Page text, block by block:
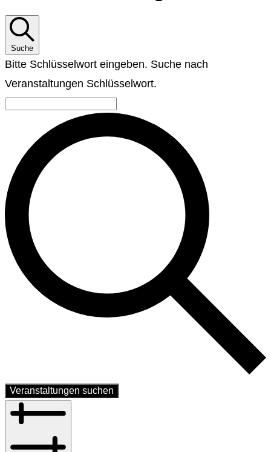
Suche
Bitte Schlüsselwort eingeben. Suche nach
Veranstaltungen Schlüsselwort.
Veranstaltungen suchen